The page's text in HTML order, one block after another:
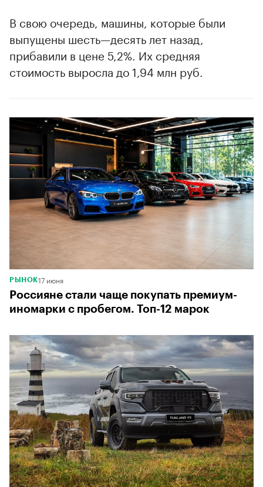
00:00 / 00:00
В свою очередь, машины, которые были
выпущены шесть—десять лет назад,
прибавили в цене 5,2%. Их средняя
стоимость выросла до 1,94 млн руб.
РЫНОК17 июня
Россияне стали чаще покупать премиум-
иномарки с пробегом. Топ-12 марок